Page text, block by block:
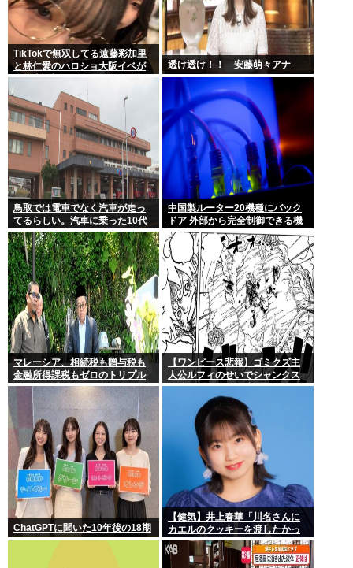
TikTokで無双してる遠藤彩加里
と林仁愛のハロショ大阪イベが
全然売り切れないのは何故？ボ
透け透け！！ 安藤萌々アナ
鳥取では電車でなく汽車が走っ
てるらしい。汽車に乗った10代
女性が意識失う。汽車汽車ぽっ
ぽぽっぽ
中国製ルーター20機種にバック
ドア 外部から完全制御できる機
能が仕込まれていた
マレーシア、相続税も贈与税も
金融所得課税もゼロのトリプル
ゼロで優秀な移民を海外から集
めてしまう…
【ワンピース悲報】ゴミクズ主
人公ルフィのせいでシャンクス
に続きギャバンの腕も無くなる
ChatGPTに聞いた10年後の18期
【健気】井上春華「川名さんに
カエルのクッキーを渡したかっ
たけど、話しかけられず結局自
分で食べた」